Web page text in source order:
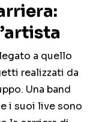
a quello
realizzati da
Una band
i suoi live sono